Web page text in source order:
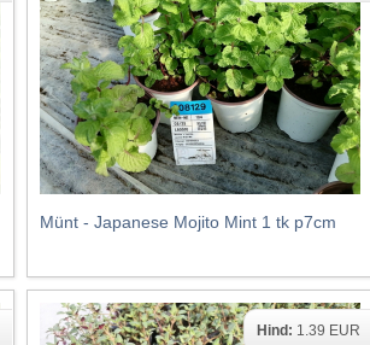
Münt - Japanese Mojito Mint 1 tk p7cm
Hind: 1.39 EUR